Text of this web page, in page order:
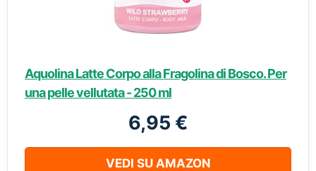
Aquolina Latte Corpo alla Fragolina di Bosco. Per
una pelle vellutata - 250 ml
6,95 €
VEDI SU AMAZON